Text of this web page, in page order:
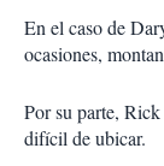
En el caso de
ocasiones,
Por su parte,
difícil de ubicar.